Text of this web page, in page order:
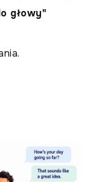
głowy"